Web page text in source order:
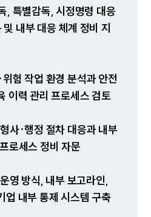
룹소개
의 강점
을 위한 장점
파트너 로펌
의 소리
합검색
인사이트
석/최신동향
법률정보
, 특별감독, 시정명령 대응
내부 대응 체계 정비 지
험 작업 환경 분석과 안전
이력 관리 프로세스 검토
사·행정 절차 대응과 내부
로세스 정비 자문
영 방식, 내부 보고라인,
업 내부 통제 시스템 구축